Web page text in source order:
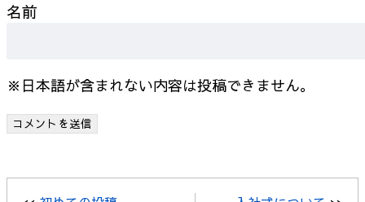
名前
※日本語が含まれない内容は投稿できません。